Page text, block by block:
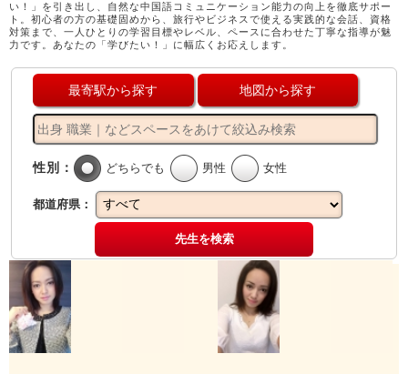
い！」を引き出し、自然な中国語コミュニケーション能力の向上を徹底サポー
ト。初心者の方の基礎固めから、旅行やビジネスで使える実践的な会話、資格
対策まで、一人ひとりの学習目標やレベル、ペースに合わせた丁寧な指導が魅
力です。あなたの「学びたい！」に幅広くお応えします。
最寄駅から探す 地図から探す
性別： どちらでも 男性 女性
都道府県：
先生を検索